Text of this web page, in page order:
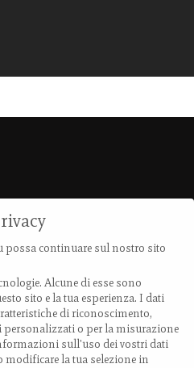
possa continuare sul nostro sito
Alcune di esse sono
sito e la tua esperienza. I dati
di riconoscimento,
o per la misurazione
sull'uso dei vostri dati
modificare la tua selezione in